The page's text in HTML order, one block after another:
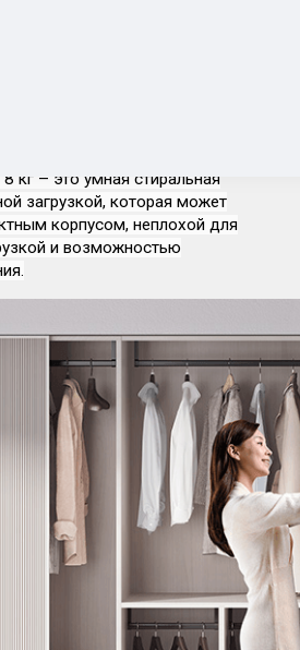
кг – это умная стиральная
загрузкой, которая может
корпусом, неплохой для
и возможностью